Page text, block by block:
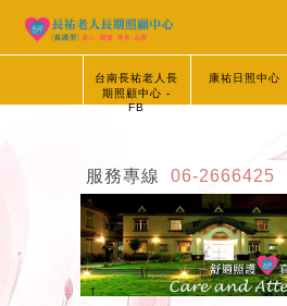
台南長祐老人長
期照顧中心 -
FB
康祐日照中心
服務專線 06-2666425